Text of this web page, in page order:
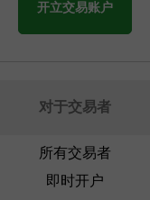
开立交易账户
对于交易者
所有交易者
即时开户